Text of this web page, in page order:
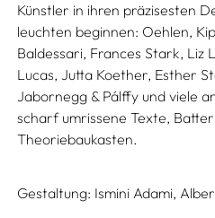
Künstler in ihren präzisesten
leuchten beginnen: Oehlen,
Baldessari, Frances Stark, Liz
Lucas, Jutta Koether, Esther
Jabornegg & Pálffy und viele
scharf umrissene Texte,
Theoriebaukasten.
Gestaltung: Ismini Adami,